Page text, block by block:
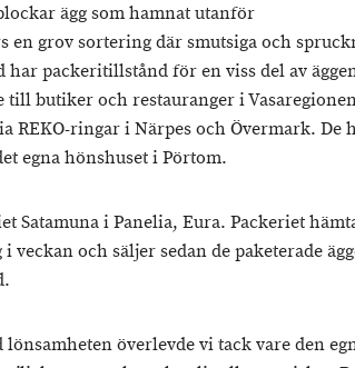
ägg som hamnat utanför
en grov sortering där smutsiga och
har packeritillstånd för en viss del av
till butiker och restauranger i
REKO-ringar i Närpes och Övermark. De
egna hönshuset i Pörtom.
Satamuna i Panelia, Eura. Packeriet
veckan och säljer sedan de paketerade
lönsamheten överlevde vi tack vare den